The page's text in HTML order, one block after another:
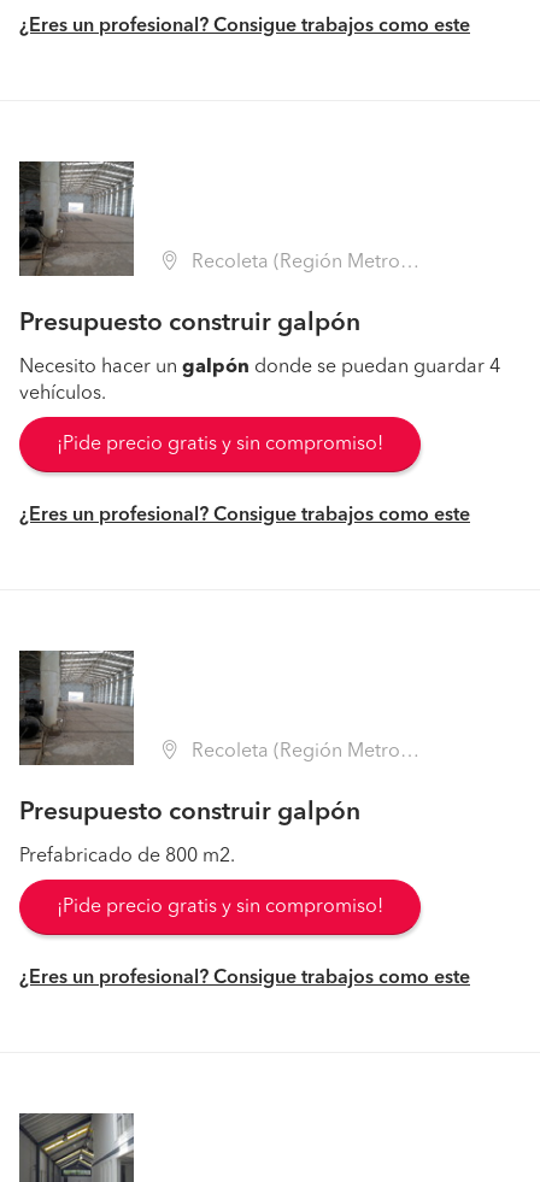
¿Eres un profesional? Consigue trabajos como este
Recoleta (Región Metropolitana - Santiago)
Presupuesto construir galpón
Necesito hacer un galpón donde se puedan guardar 4
vehículos.
¡Pide precio gratis y sin compromiso!
¿Eres un profesional? Consigue trabajos como este
Recoleta (Región Metropolitana - Santiago)
Presupuesto construir galpón
Prefabricado de 800 m2.
¡Pide precio gratis y sin compromiso!
¿Eres un profesional? Consigue trabajos como este